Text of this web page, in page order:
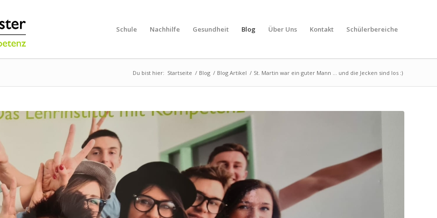
Schule Nachhilfe Gesundheit Blog Über Uns Kontakt Schülerbereiche
Du bist hier: Startseite / Blog / Blog Artikel / St. Martin war ein guter Mann … und die Jecken sind los :)